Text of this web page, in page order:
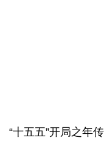
匈牙利执政党宣布
“十五五”开局之年